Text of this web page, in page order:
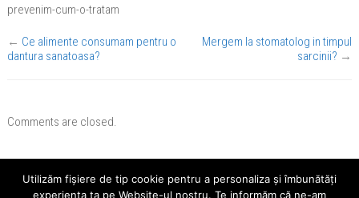
prevenim-cum-o-tratam
← Ce alimente consumam pentru o
dantura sanatoasa?
Mergem la stomatolog in timpul
sarcinii? →
Comments are closed.
Cauta
Utilizăm fişiere de tip cookie pentru a personaliza și îmbunătăți
experiența ta pe Website-ul nostru. Te informăm că ne-am